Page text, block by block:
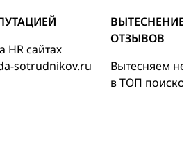
HR сайтах
sotrudnikov.ru
ВЫТЕСНЕНИЕ
ОТЗЫВОВ
Вытесняем
в ТОП